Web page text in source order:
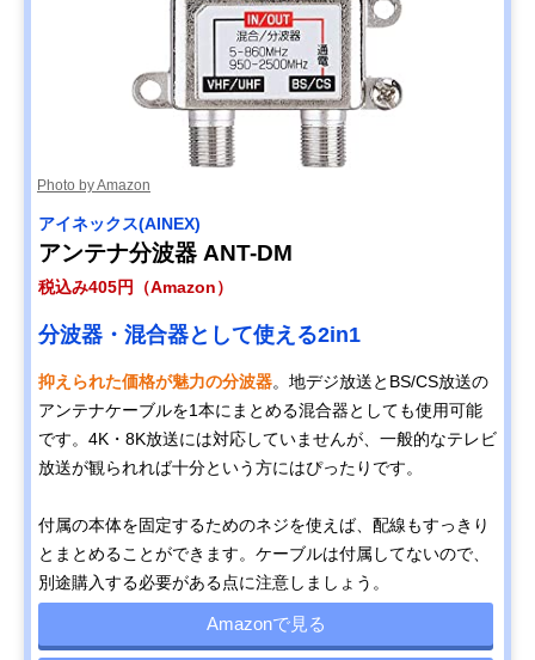
Photo by Amazon
アイネックス(AINEX)
アンテナ分波器 ANT-DM
税込み405円（Amazon）
分波器・混合器として使える2in1
抑えられた価格が魅力の分波器。地デジ放送とBS/CS放送の
アンテナケーブルを1本にまとめる混合器としても使用可能
です。4K・8K放送には対応していませんが、一般的なテレビ
放送が観られれば十分という方にはぴったりです。
付属の本体を固定するためのネジを使えば、配線もすっきり
とまとめることができます。ケーブルは付属してないので、
別途購入する必要がある点に注意しましょう。
Amazonで見る